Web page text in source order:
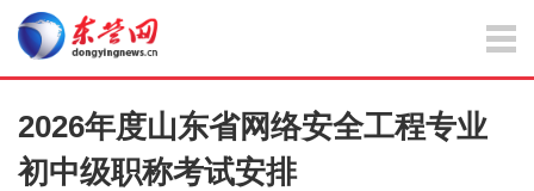
2026年度山东省网络安全工程专业
初中级职称考试安排